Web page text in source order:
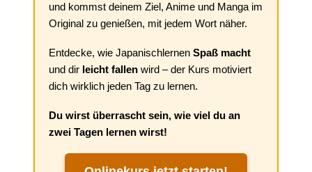
und kommst deinem Ziel, Anime und Manga im
Original zu genießen, mit jedem Wort näher.
Entdecke, wie Japanischlernen Spaß macht
und dir leicht fallen wird – der Kurs motiviert
dich wirklich jeden Tag zu lernen.
Du wirst überrascht sein, wie viel du an
zwei Tagen lernen wirst!